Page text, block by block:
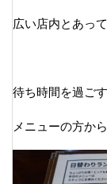
広い店内とあっ
待ち時間を過ご
メニューの方か